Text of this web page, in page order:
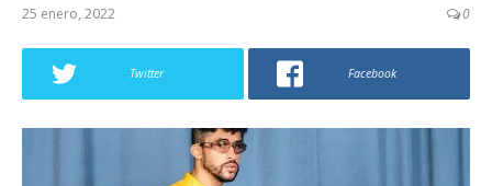
25 enero, 2022 0
Twitter Facebook